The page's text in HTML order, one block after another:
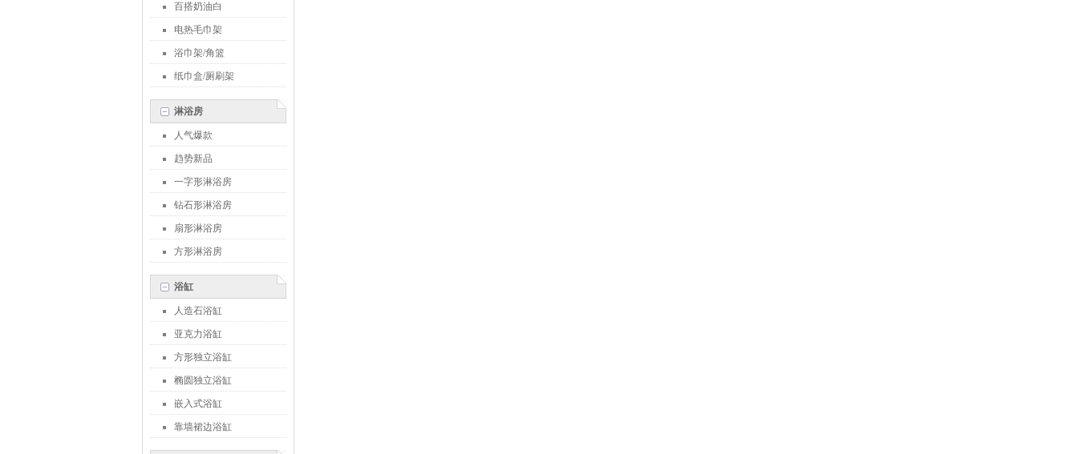
百搭奶油白
电热毛巾架
浴巾架/角篮
纸巾盒/厕刷架
淋浴房
人气爆款
趋势新品
一字形淋浴房
钻石形淋浴房
扇形淋浴房
方形淋浴房
浴缸
人造石浴缸
亚克力浴缸
方形独立浴缸
椭圆独立浴缸
嵌入式浴缸
靠墙裙边浴缸